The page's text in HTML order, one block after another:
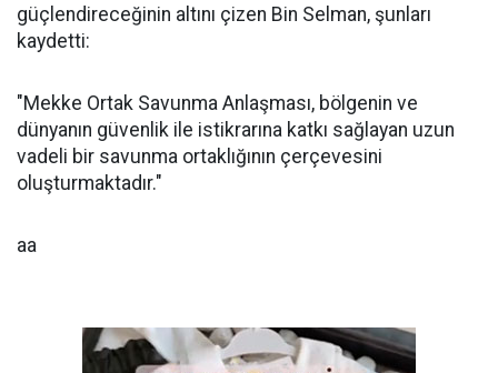
güçlendireceğinin altını çizen Bin Selman, şunları
kaydetti:
"Mekke Ortak Savunma Anlaşması, bölgenin ve
dünyanın güvenlik ile istikrarına katkı sağlayan uzun
vadeli bir savunma ortaklığının çerçevesini
oluşturmaktadır."
aa